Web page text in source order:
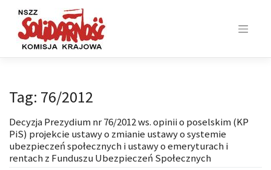
content
Tag: 76/2012
Decyzja Prezydium nr 76/2012 ws. opinii o poselskim (KP
PiS) projekcie ustawy o zmianie ustawy o systemie
ubezpieczeń społecznych i ustawy o emeryturach i
rentach z Funduszu Ubezpieczeń Społecznych